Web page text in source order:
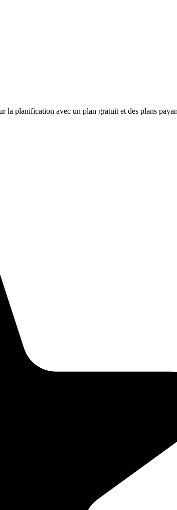
la planification avec un plan gratuit et des plans